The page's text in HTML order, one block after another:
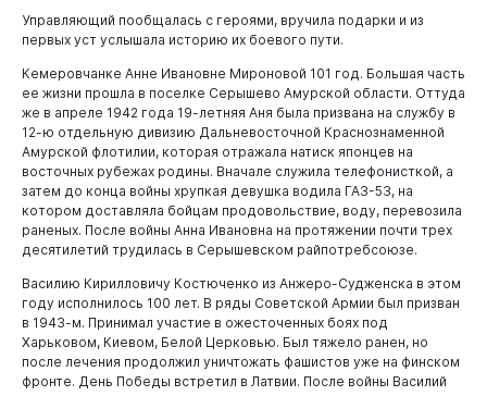
Горожанам
Управляющий пообщалась с героями, вручила подарки и из
первых уст услышала историю их боевого пути.
Кемеровчанке Анне Ивановне Мироновой 101 год. Большая часть
ее жизни прошла в поселке Серышево Амурской области. Оттуда
же в апреле 1942 года 19-летняя Аня была призвана на службу в
12-ю отдельную дивизию Дальневосточной Краснознаменной
Амурской флотилии, которая отражала натиск японцев на
восточных рубежах родины. Вначале служила телефонисткой, а
затем до конца войны хрупкая девушка водила ГАЗ-53, на
котором доставляла бойцам продовольствие, воду, перевозила
раненых. После войны Анна Ивановна на протяжении почти трех
десятилетий трудилась в Серышевском райпотребсоюзе.
Василию Кирилловичу Костюченко из Анжеро-Судженска в этом
году исполнилось 100 лет. В ряды Советской Армии был призван
в 1943-м. Принимал участие в ожесточенных боях под
Харьковом, Киевом, Белой Церковью. Был тяжело ранен, но
после лечения продолжил уничтожать фашистов уже на финском
фронте. День Победы встретил в Латвии. После войны Василий